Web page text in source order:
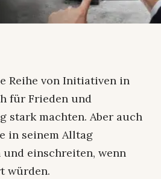
Reihe von Initiativen in
für Frieden und
stark machten. Aber auch
in seinem Alltag
einschreiten, wenn
würden.